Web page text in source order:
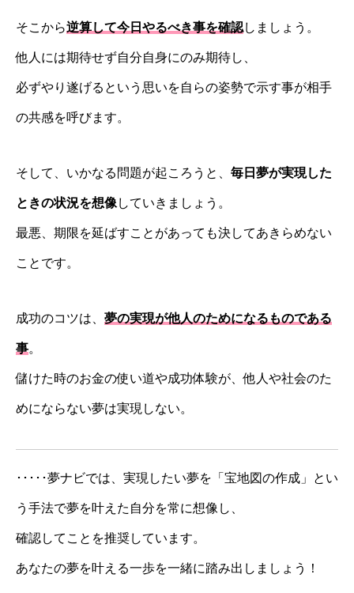
そこから逆算して今日やるべき事を確認しましょう。
他人には期待せず自分自身にのみ期待し、
必ずやり遂げるという思いを自らの姿勢で示す事が相手
の共感を呼びます。
そして、いかなる問題が起ころうと、 毎日夢が実現した
ときの状況を想像 していきましょう。
最悪、期限を延ばすことがあっても決してあきらめない
ことです。
成功のコツは、 夢の実現が他人のためになるものである
事。
儲けた時のお金の使い道や成功体験が、他人や社会のた
めにならない夢は実現しない。
･････夢ナビでは、実現したい夢を「宝地図の作成」とい
う手法で夢を叶えた自分を常に想像し、
確認してことを推奨しています。
あなたの夢を叶える一歩を一緒に踏み出しましょう！